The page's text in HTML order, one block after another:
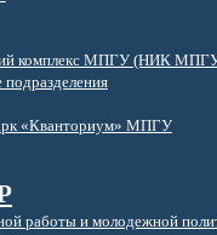
комплекс МПГУ (НИК
«Кванториум» МПГУ
работы и молодежной